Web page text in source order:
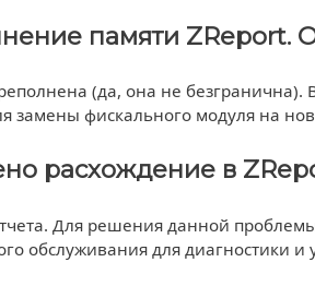
памяти ZReport.
(да, она не безгранична).
замены фискального модуля на
расхождение в
Для решения данной
обслуживания для диагностики